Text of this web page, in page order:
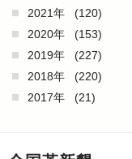
2021年
(120)
2020年
(153)
2019年
(227)
2018年
(220)
2017年
(21)